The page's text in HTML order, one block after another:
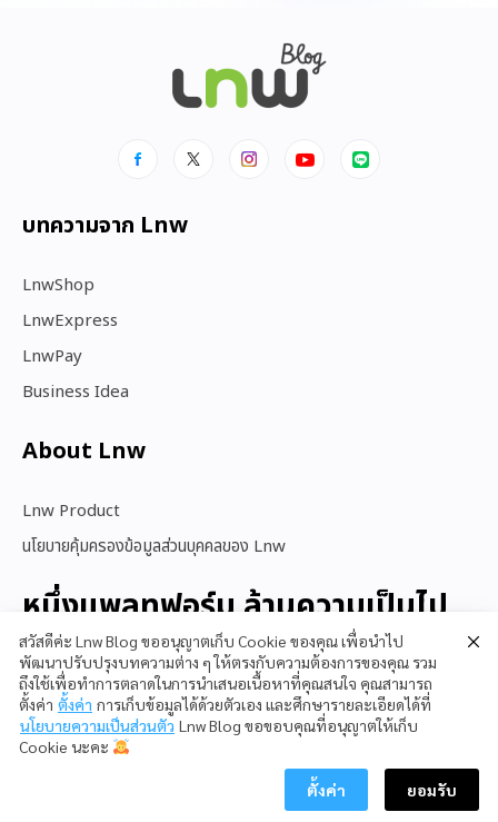
บทความจาก Lnw
LnwShop
LnwExpress
LnwPay
Business Idea
About Lnw​
Lnw Product
นโยบายคุ้มครองข้อมูลส่วนบุคคลของ Lnw
หนึ่งแพลทฟอร์ม ล้านความเป็นไป
ได้
สนใจใช้ LnwShop
สวัสดีค่ะ Lnw Blog ขออนุญาตเก็บ Cookie ของคุณ เพื่อนำไป
พัฒนาปรับปรุงบทความต่าง ๆ ให้ตรงกับความต้องการของคุณ รวม
ถึงใช้เพื่อทำการตลาดในการนำเสนอเนื้อหาที่คุณสนใจ คุณสามารถ
ตั้งค่า ตั้งค่า การเก็บข้อมูลได้ด้วยตัวเอง และศึกษารายละเอียดได้ที่
นโยบายความเป็นส่วนตัว Lnw Blog ขอขอบคุณที่อนุญาตให้เก็บ
Cookie นะคะ
ตั้งค่า ยอมรับ